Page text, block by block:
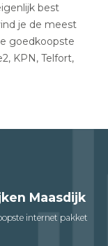
best
je de meest
goedkoopste
KPN, Telfort,
Maasdijk
internet pakket